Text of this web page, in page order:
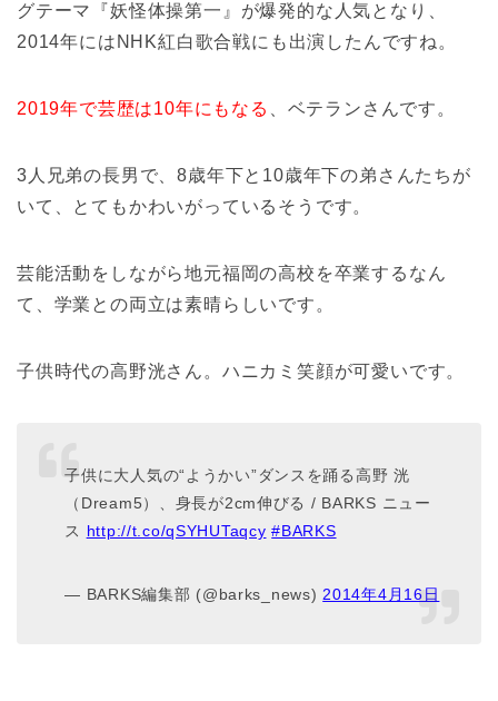
グテーマ『妖怪体操第一』が爆発的な人気となり、
2014年にはNHK紅白歌合戦にも出演したんですね。
2019年で芸歴は10年にもなる 、ベテランさんです。
3人兄弟の長男で、8歳年下と10歳年下の弟さんたちが
いて、とてもかわいがっているそうです。
芸能活動をしながら地元福岡の高校を卒業するなん
て、学業との両立は素晴らしいです。
子供時代の高野洸さん。ハニカミ笑顔が可愛いです。
子供に大人気の“ようかい”ダンスを踊る高野 洸
（Dream5）、身長が2cm伸びる / BARKS ニュー
ス http://t.co/qSYHUTaqcy #BARKS
— BARKS編集部 (@barks_news) 2014年4月16日